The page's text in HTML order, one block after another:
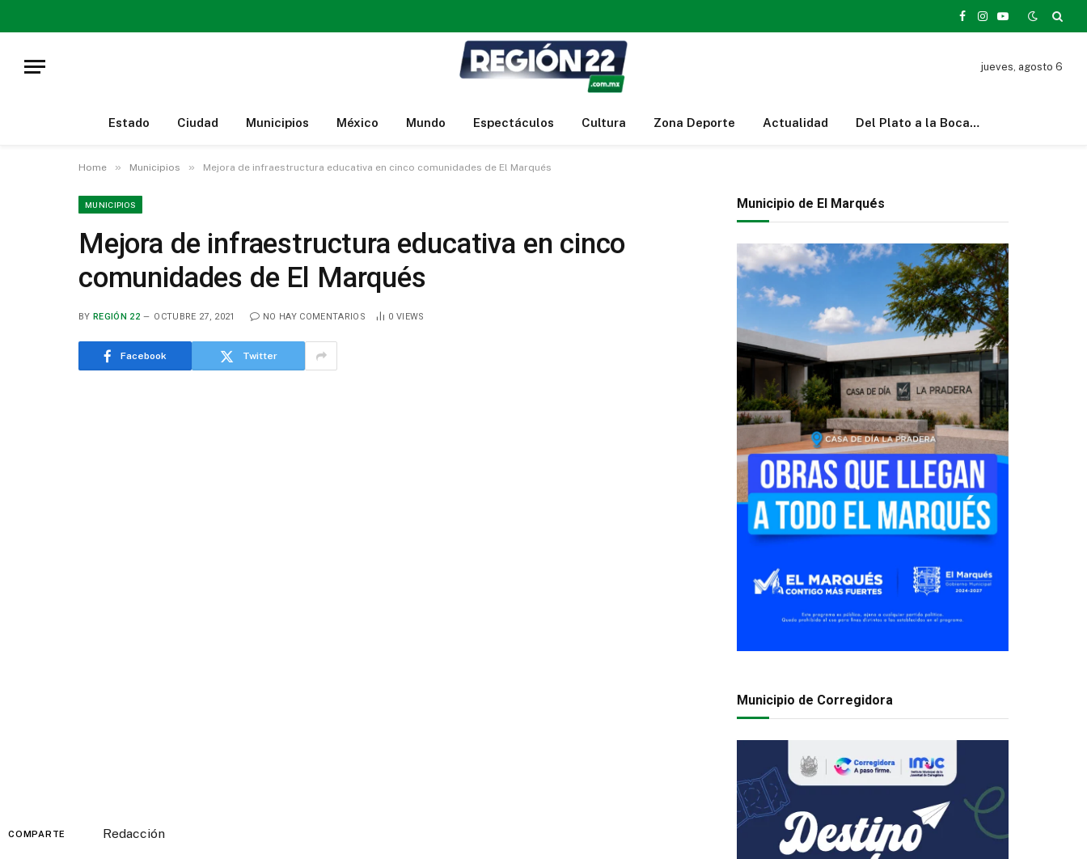
Facebook
Instagram
YouTube
jueves, agosto 6
Estado Ciudad Municipios México Mundo Espectáculos Cultura Zona Deporte Actualidad Del Plato a la Boca…
Home » Municipios » Mejora de infraestructura educativa en cinco comunidades de El Marqués
MUNICIPIOS
Mejora de infraestructura educativa en cinco
comunidades de El Marqués
BY REGIÓN 22 OCTUBRE 27, 2021 NO HAY COMENTARIOS 0 VIEWS
Facebook Twitter
COMPARTE Redacción
Municipio de El Marqués
Municipio de Corregidora